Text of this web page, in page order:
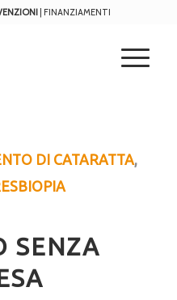
FINANZIAMENTI
DI CATARATTA,
SENZA